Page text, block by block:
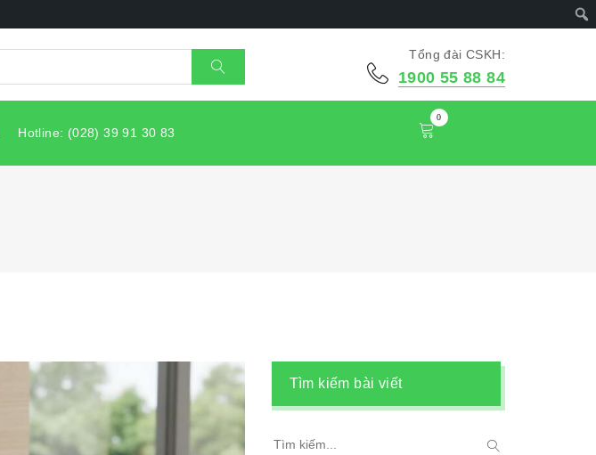
Tổng đài CSKH:
1900 55 88 84
Hotline: (028) 39 91 30 83
0
Tìm kiếm bài viết